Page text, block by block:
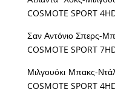
COSMOTE SPORT
Σαν Αντόνιο Σπερς-
COSMOTE SPORT
Μιλγουόκι Μπακς-
COSMOTE SPORT